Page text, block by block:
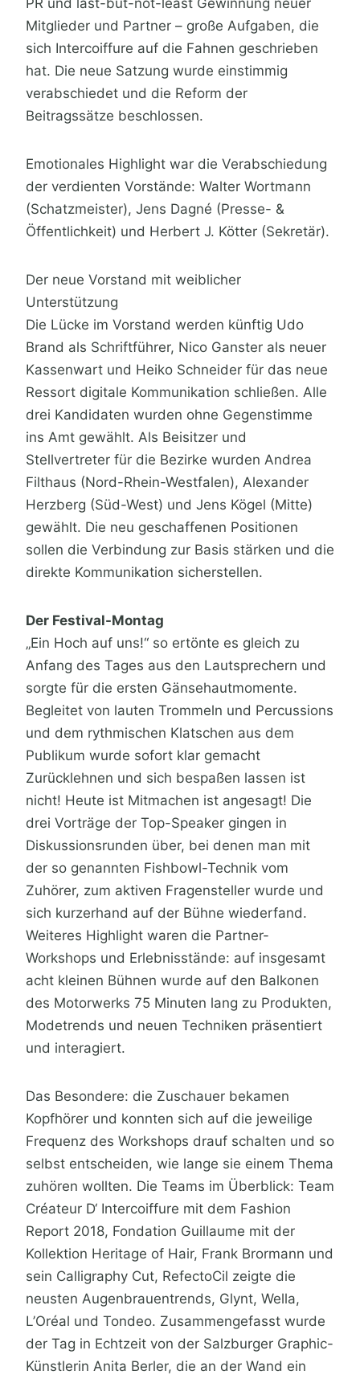
Mitglieder und Partner – große Aufgaben, die
sich Intercoiffure auf die Fahnen geschrieben
hat. Die neue Satzung wurde einstimmig
verabschiedet und die Reform der
Beitragssätze beschlossen.
Emotionales Highlight war die Verabschiedung
der verdienten Vorstände: Walter Wortmann
(Schatzmeister), Jens Dagné (Presse- &
Öffentlichkeit) und Herbert J. Kötter (Sekretär).
Der neue Vorstand mit weiblicher
Unterstützung
Die Lücke im Vorstand werden künftig Udo
Brand als Schriftführer, Nico Ganster als neuer
Kassenwart und Heiko Schneider für das neue
Ressort digitale Kommunikation schließen. Alle
drei Kandidaten wurden ohne Gegenstimme
ins Amt gewählt. Als Beisitzer und
Stellvertreter für die Bezirke wurden Andrea
Filthaus (Nord-Rhein-Westfalen), Alexander
Herzberg (Süd-West) und Jens Kögel (Mitte)
gewählt. Die neu geschaffenen Positionen
sollen die Verbindung zur Basis stärken und die
direkte Kommunikation sicherstellen.
Der Festival-Montag
„Ein Hoch auf uns!“ so ertönte es gleich zu
Anfang des Tages aus den Lautsprechern und
sorgte für die ersten Gänsehautmomente.
Begleitet von lauten Trommeln und Percussions
und dem rythmischen Klatschen aus dem
Publikum wurde sofort klar gemacht
Zurücklehnen und sich bespaßen lassen ist
nicht! Heute ist Mitmachen ist angesagt! Die
drei Vorträge der Top-Speaker gingen in
Diskussionsrunden über, bei denen man mit
der so genannten Fishbowl-Technik vom
Zuhörer, zum aktiven Fragensteller wurde und
sich kurzerhand auf der Bühne wiederfand.
Weiteres Highlight waren die Partner-
Workshops und Erlebnisstände: auf insgesamt
acht kleinen Bühnen wurde auf den Balkonen
des Motorwerks 75 Minuten lang zu Produkten,
Modetrends und neuen Techniken präsentiert
und interagiert.
Das Besondere: die Zuschauer bekamen
Kopfhörer und konnten sich auf die jeweilige
Frequenz des Workshops drauf schalten und so
selbst entscheiden, wie lange sie einem Thema
zuhören wollten. Die Teams im Überblick: Team
Créateur D‘ Intercoiffure mit dem Fashion
Report 2018, Fondation Guillaume mit der
Kollektion Heritage of Hair, Frank Brormann und
sein Calligraphy Cut, RefectoCil zeigte die
neusten Augenbrauentrends, Glynt, Wella,
L’Oréal und Tondeo. Zusammengefasst wurde
der Tag in Echtzeit von der Salzburger Graphic-
Künstlerin Anita Berler, die an der Wand ein